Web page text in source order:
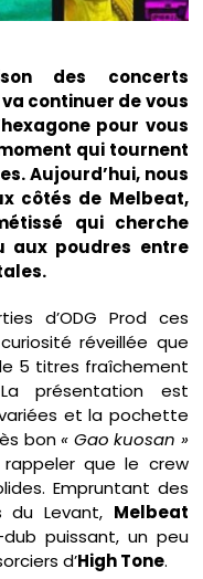
des concerts
continuer de vous
pour vous
qui tournent
Aujourd’hui, nous
côtés de Melbeat,
qui cherche
aux poudres entre
d’ODG Prod ces
réveillée que
5 titres fraîchement
présentation est
et la pochette
bon« Gao kuosan »
que le crew
Empruntant des
du Levant, Melbeat
puissant, un peu
d’High Tone.